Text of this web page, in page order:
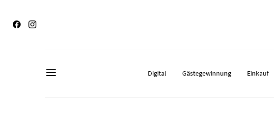
Digital Gästegewinnung Einkauf